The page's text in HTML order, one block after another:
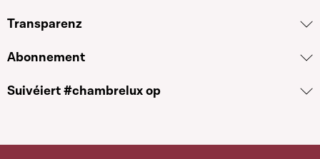
Transparenz
Abonnement
Suivéiert #chambrelux op